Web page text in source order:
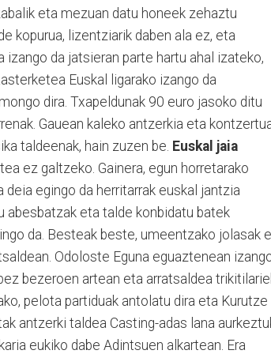
eta mezuan datu honeek zehaztu
kopurua, lizentziarik daben ala ez, eta
da jatsieran parte hartu ahal izateko,
Euskal ligarako izango da
dira. Txapeldunak 90 euro jasoko ditu
Gauean kaleko antzerkia eta
taldeenak, hain zuzen be. Euskal jaia
ez galtzeko. Gainera, egun horretarako
egingo da herritarrak euskal jantzia
abesbatzak eta talde konbidatu batek
da. Besteak beste, umeentzako jolasak
Odoloste Eguna eguaztenean
bezeroen artean eta arratsaldea
pelota partiduak antolatu dira eta Kurutze
antzerki taldea Casting-adas lana
eukiko dabe Adintsuen alkartean. Era